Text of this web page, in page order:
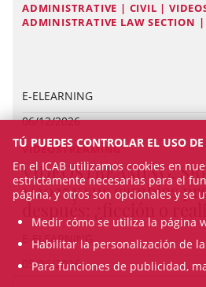
ADMINISTRATIVE | CIVIL |
ADMINISTRATIVE LAW SECTION
E-ELEARNING
06/12/2026
VIDEOSTREAMING
VIDEOSTREAMING:
1/2025 y sus cambios
E-ELEARNING
05/26/2026
TÚ PUEDES CONTROLAR EL USO
En el ICAB utilizamos cookies en
estrictamente necesarias para el
página, y otros son opcionales y se
Medir cómo se utiliza la página
Habilitar la personalización de
Para funciones de publicidad,